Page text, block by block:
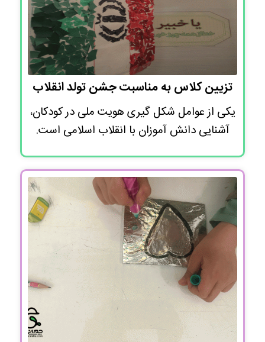
تزیین کلاس به مناسبت جشن تولد انقلاب
یکی از عوامل شکل گیری هویت ملی در کودکان،
آشنایی دانش آموزان با انقلاب اسلامی است.